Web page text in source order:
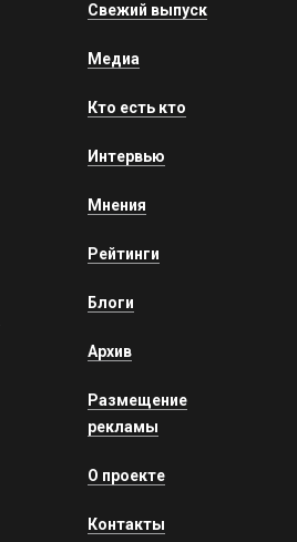
Свежий выпуск
Медиа
Кто есть кто
Интервью
Мнения
Рейтинги
Блоги
Архив
Размещение
рекламы
О проекте
Контакты